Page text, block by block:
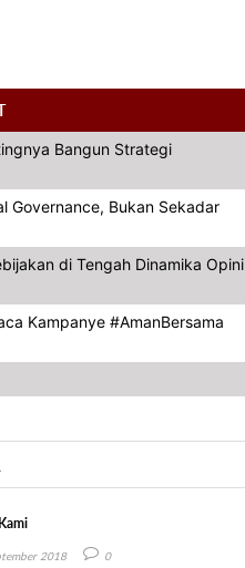
Bangun Strategi
Governance, Bukan Sekadar
di Tengah Dinamika Opini
Kampanye #AmanBersama
2018 0